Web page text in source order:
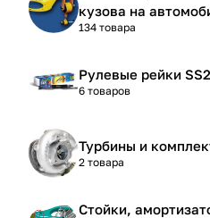
кузова на
134 товара
Рулевые рейки
6 товаров
Турбины и
2 товара
Стойки,